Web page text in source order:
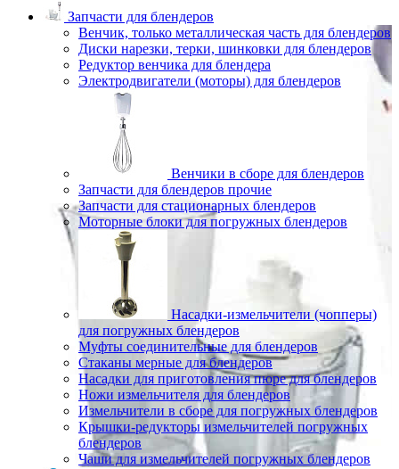
Запчасти для блендеров
Венчик, только металлическая часть для блендеров
Диски нарезки, терки, шинковки для блендеров
Редуктор венчика для блендера
Электродвигатели (моторы) для блендеров
Венчики в сборе для блендеров
Запчасти для блендеров прочие
Запчасти для стационарных блендеров
Моторные блоки для погружных блендеров
Насадки-измельчители (чопперы)
для погружных блендеров
Муфты соединительные для блендеров
Стаканы мерные для блендеров
Насадки для приготовления пюре для блендеров
Ножи измельчителя для блендеров
Измельчители в сборе для погружных блендеров
Крышки-редукторы измельчителей погружных
блендеров
Чаши для измельчителей погружных блендеров